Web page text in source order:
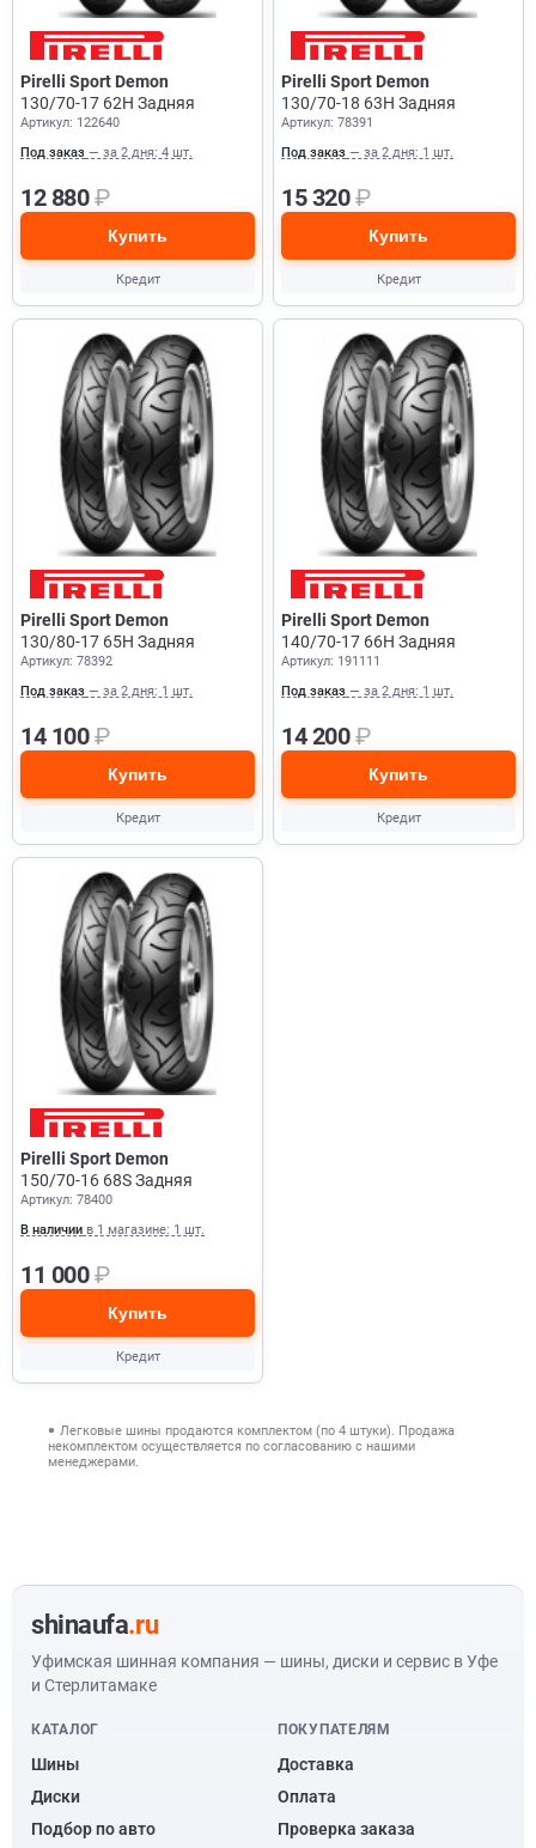
Pirelli Sport Demon
130/70-17 62H Задняя
Артикул: 122640
Под заказ — за 2 дня: 4 шт.
12 880₽
Купить
Кредит
Pirelli Sport Demon
130/70-18 63H Задняя
Артикул: 78391
Под заказ — за 2 дня: 1 шт.
15 320₽
Купить
Кредит
Pirelli Sport Demon
130/80-17 65H Задняя
Артикул: 78392
Под заказ — за 2 дня: 1 шт.
14 100₽
Купить
Кредит
Pirelli Sport Demon
140/70-17 66H Задняя
Артикул: 191111
Под заказ — за 2 дня: 1 шт.
14 200₽
Купить
Кредит
Pirelli Sport Demon
150/70-16 68S Задняя
Артикул: 78400
В наличии в 1 магазине: 1 шт.
11 000₽
Купить
Кредит
Легковые шины продаются комплектом (по 4 штуки). Продажа
некомплектом осуществляется по согласованию с нашими
менеджерами.
shinaufa.ru
Уфимская шинная компания — шины, диски и сервис в Уфе
и Стерлитамаке
КАТАЛОГ
Шины
Диски
Подбор по авто
ПОКУПАТЕЛЯМ
Доставка
Оплата
Проверка заказа